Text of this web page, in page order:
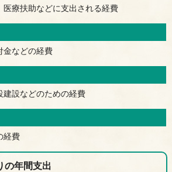
医療扶助などに支出される経費
金などの経費
建設などのための経費
経費
の年間支出